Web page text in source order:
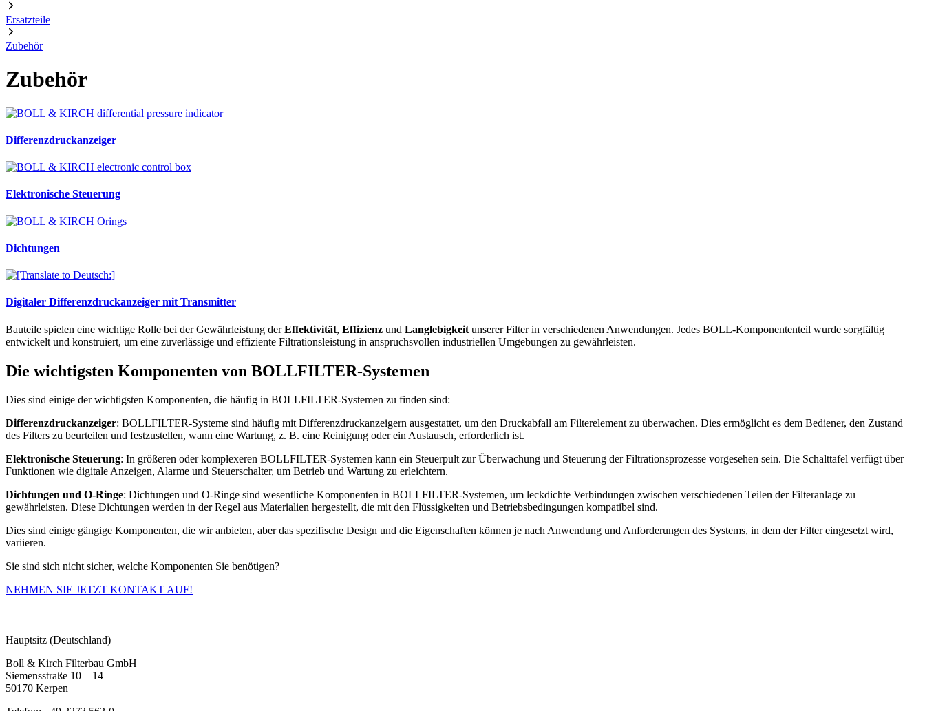
Ersatzteile
Zubehör
Zubehör
Differenzdruckanzeiger
Elektronische Steuerung
Dichtungen
Digitaler Differenzdruckanzeiger mit Transmitter
Bauteile spielen eine wichtige Rolle bei der Gewährleistung derEffektivität, Effizienz und Langlebigkeit unserer Filter in verschiedenen Anwendungen. Jedes BOLL-Komponententeil wurde sorgfältig
entwickelt und konstruiert, um eine zuverlässige und effiziente Filtrationsleistung in anspruchsvollen industriellen Umgebungen zu gewährleisten.
Die wichtigsten Komponenten von BOLLFILTER-Systemen
Dies sind einige der wichtigsten Komponenten, die häufig in BOLLFILTER-Systemen zu finden sind:
Differenzdruckanzeiger: BOLLFILTER-Systeme sind häufig mit Differenzdruckanzeigern ausgestattet, um den Druckabfall am Filterelement zu überwachen. Dies ermöglicht es dem Bediener, den Zustand
des Filters zu beurteilen und festzustellen, wann eine Wartung, z. B. eine Reinigung oder ein Austausch, erforderlich ist.
Elektronische Steuerung: In größeren oder komplexeren BOLLFILTER-Systemen kann ein Steuerpult zur Überwachung und Steuerung der Filtrationsprozesse vorgesehen sein. Die Schalttafel verfügt über
Funktionen wie digitale Anzeigen, Alarme und Steuerschalter, um Betrieb und Wartung zu erleichtern.
Dichtungen und O-Ringe: Dichtungen und O-Ringe sind wesentliche Komponenten in BOLLFILTER-Systemen, um leckdichte Verbindungen zwischen verschiedenen Teilen der Filteranlage zu
gewährleisten. Diese Dichtungen werden in der Regel aus Materialien hergestellt, die mit den Flüssigkeiten und Betriebsbedingungen kompatibel sind.
Dies sind einige gängige Komponenten, die wir anbieten, aber das spezifische Design und die Eigenschaften können je nach Anwendung und Anforderungen des Systems, in dem der Filter eingesetzt wird,
variieren.
Sie sind sich nicht sicher, welche Komponenten Sie benötigen?
NEHMEN SIE JETZT KONTAKT AUF!
Hauptsitz (Deutschland)
Boll & Kirch Filterbau GmbH
Siemensstraße 10 – 14
50170 Kerpen